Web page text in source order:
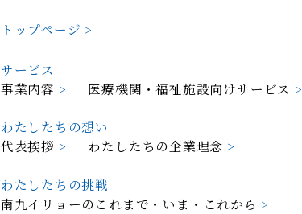
トップページ >
サービス
事業内容 > 医療機関・福祉施設向けサービス >
わたしたちの想い
代表挨拶 > わたしたちの企業理念 >
わたしたちの挑戦
南九イリョーのこれまで・いま・これから >